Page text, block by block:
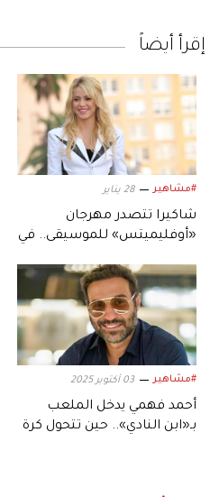
إقرأ أيضاً
#مشاهير 28 يناير
شاكيرا تتصدر مهرجان
«أوفليميتس» للموسيقى.. في
#مشاهير 03 أكتوبر 2025
أحمد فهمي يدخل الملعب
بـ«ابن النادي».. حين تتحول كرة